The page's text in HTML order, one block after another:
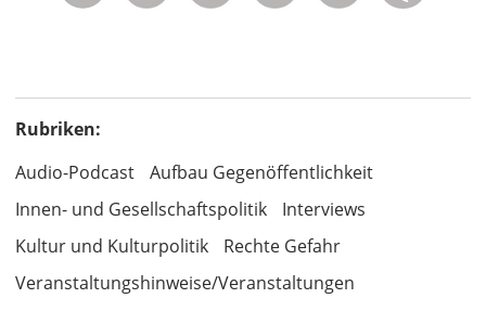
Rubriken:
Audio-Podcast
Aufbau Gegenöffentlichkeit
Innen- und Gesellschaftspolitik
Interviews
Kultur und Kulturpolitik
Rechte Gefahr
Veranstaltungshinweise/Veranstaltungen